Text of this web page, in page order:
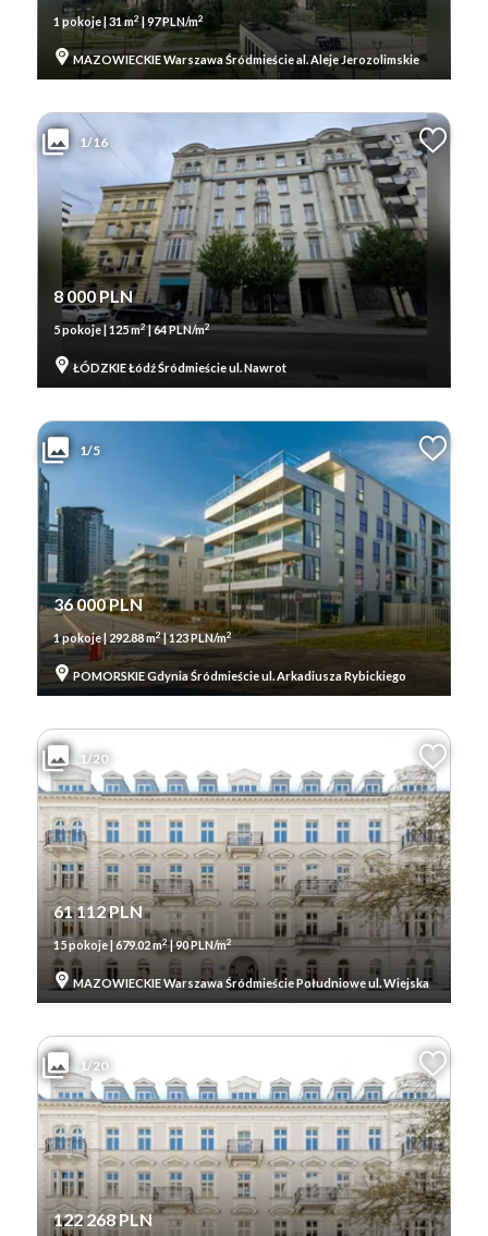
1 pokoje | 31 m2| 97 PLN/m2
MAZOWIECKIE Warszawa Śródmieście al. Aleje Jerozolimskie
1/16
8 000 PLN
5 pokoje | 125 m2| 64 PLN/m2
ŁÓDZKIE Łódź Śródmieście ul. Nawrot
1/5
36 000 PLN
1 pokoje | 292.88 m2| 123 PLN/m2
POMORSKIE Gdynia Śródmieście ul. Arkadiusza Rybickiego
1/20
61 112 PLN
15 pokoje | 679.02 m2| 90 PLN/m2
MAZOWIECKIE Warszawa Śródmieście Południowe ul. Wiejska
1/20
122 268 PLN